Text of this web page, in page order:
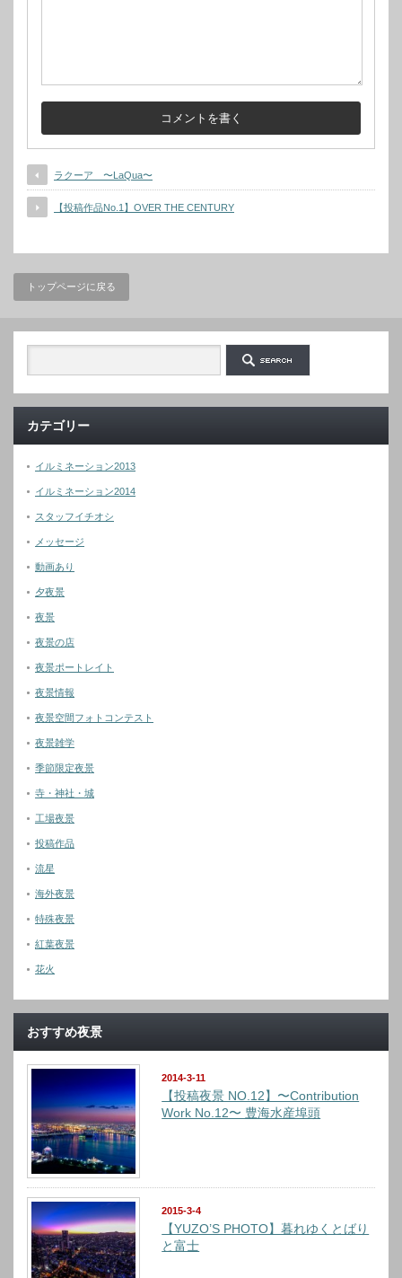
ラクーア 〜LaQua〜
【投稿作品No.1】OVER THE CENTURY
トップページに戻る
カテゴリー
イルミネーション2013
イルミネーション2014
スタッフイチオシ
メッセージ
動画あり
夕夜景
夜景
夜景の店
夜景ポートレイト
夜景情報
夜景空間フォトコンテスト
夜景雑学
季節限定夜景
寺・神社・城
工場夜景
投稿作品
流星
海外夜景
特殊夜景
紅葉夜景
花火
おすすめ夜景
2014-3-11
【投稿夜景 NO.12】〜Contribution
Work No.12〜 豊海水産埠頭
2015-3-4
【YUZO’S PHOTO】暮れゆくとばり
と富士